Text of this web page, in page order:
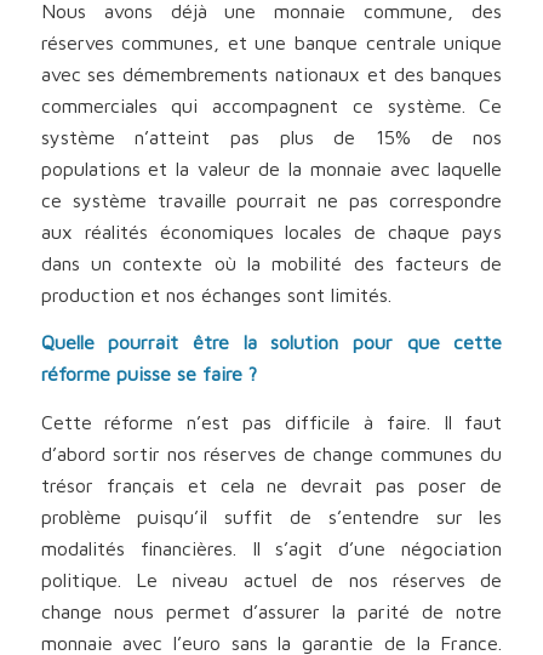
Nous avons déjà une monnaie commune, des
réserves communes, et une banque centrale unique
avec ses démembrements nationaux et des banques
commerciales qui accompagnent ce système. Ce
système n’atteint pas plus de 15% de nos
populations et la valeur de la monnaie avec laquelle
ce système travaille pourrait ne pas correspondre
aux réalités économiques locales de chaque pays
dans un contexte où la mobilité des facteurs de
production et nos échanges sont limités.
Quelle pourrait être la solution pour que cette
réforme puisse se faire ?
Cette réforme n’est pas difficile à faire. Il faut
d’abord sortir nos réserves de change communes du
trésor français et cela ne devrait pas poser de
problème puisqu’il suffit de s’entendre sur les
modalités financières. Il s’agit d’une négociation
politique. Le niveau actuel de nos réserves de
change nous permet d’assurer la parité de notre
monnaie avec l’euro sans la garantie de la France.